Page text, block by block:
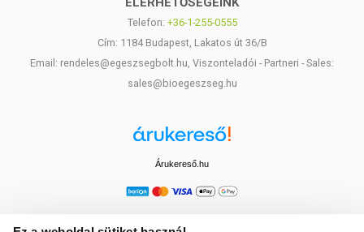
Telefon: +36-1-255-0555
Cím: 1184 Budapest, Lakatos út 36/B
Email: rendeles@egeszsegbolt.hu, Viszonteladói - Partneri - Sales:
sales@bioegeszseg.hu
Árukereső.hu